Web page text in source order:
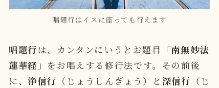
唱題行はイスに座っても行えます
唱題行は、カンタンにいうとお題目「南無妙法
蓮華経 」をお唱えする修行法です。その前後
に、浄信行 （じょうしんぎょう）と 深信行 （じ